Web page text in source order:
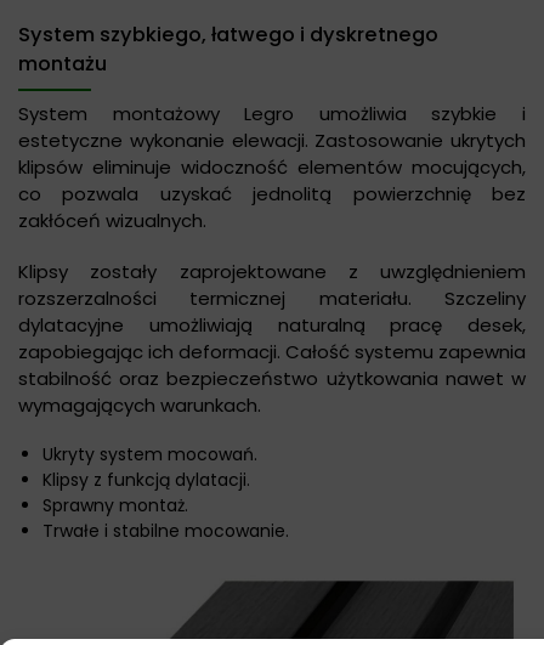
System szybkiego, łatwego i dyskretnego
montażu
System montażowy Legro umożliwia szybkie i
estetyczne wykonanie elewacji. Zastosowanie ukrytych
klipsów eliminuje widoczność elementów mocujących,
co pozwala uzyskać jednolitą powierzchnię bez
zakłóceń wizualnych.
Klipsy zostały zaprojektowane z uwzględnieniem
rozszerzalności termicznej materiału. Szczeliny
dylatacyjne umożliwiają naturalną pracę desek,
zapobiegając ich deformacji. Całość systemu zapewnia
stabilność oraz bezpieczeństwo użytkowania nawet w
wymagających warunkach.
Ukryty system mocowań.
Klipsy z funkcją dylatacji.
Sprawny montaż.
Trwałe i stabilne mocowanie.